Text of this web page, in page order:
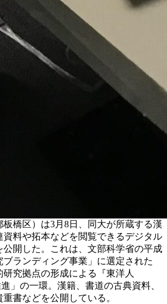
橋区）は3月8日、同大が所蔵する漢
料や拓本などを閲覧できるデジタル
公開した。これは、文部科学省の平成
ランディング事業」に選定された
研究拠点の形成による『東洋人
」の一環。漢籍、書道の古典資料、
書などを公開している。